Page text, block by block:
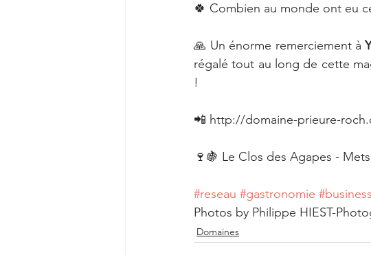
🍀 Combien au monde ont eu
🙏 Un énorme remerciement à
régalé tout au long de cette
!
📲 http://domaine-prieure-
🍷🍇 Le Clos des Agapes -
#reseau #gastronomie #business
Photos by Philippe HIEST-
Domaines